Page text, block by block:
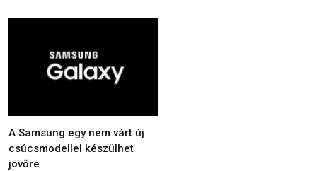
A Samsung egy nem várt új
csúcsmodellel készülhet
jövőre